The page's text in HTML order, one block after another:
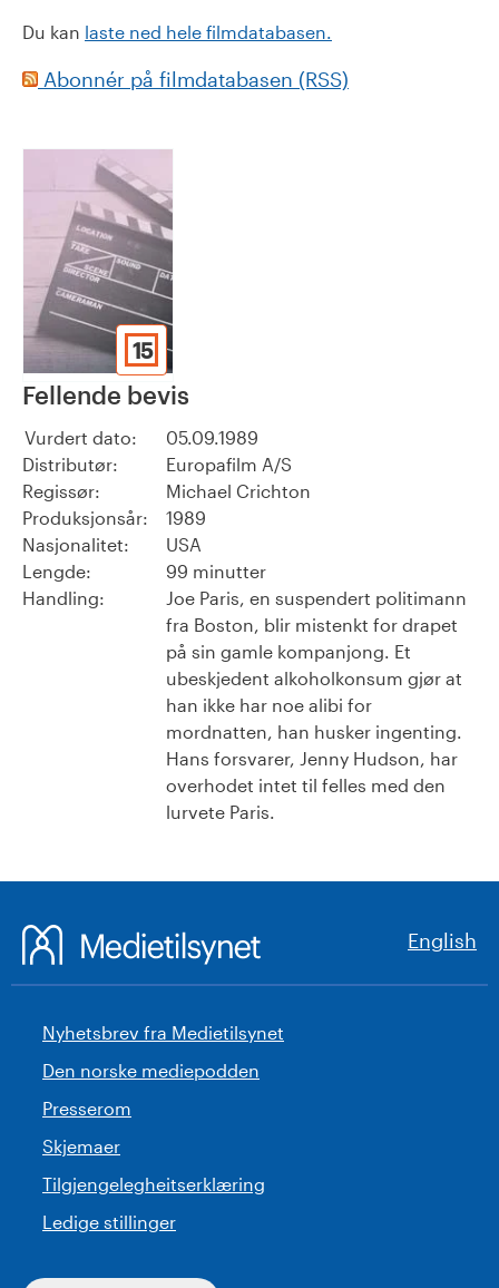
Du kan laste ned hele filmdatabasen.
Abonnér på filmdatabasen (RSS)
15
Fellende bevis
Vurdert dato:
05.09.1989
Distributør:
Europafilm A/S
Regissør:
Michael Crichton
Produksjonsår:
1989
Nasjonalitet:
USA
Lengde:
99 minutter
Handling:
Joe Paris, en suspendert politimann
fra Boston, blir mistenkt for drapet
på sin gamle kompanjong. Et
ubeskjedent alkoholkonsum gjør at
han ikke har noe alibi for
mordnatten, han husker ingenting.
Hans forsvarer, Jenny Hudson, har
overhodet intet til felles med den
lurvete Paris.
English
Nyhetsbrev fra Medietilsynet
Den norske mediepodden
Presserom
Skjemaer
Tilgjengelegheitserklæring
Ledige stillinger